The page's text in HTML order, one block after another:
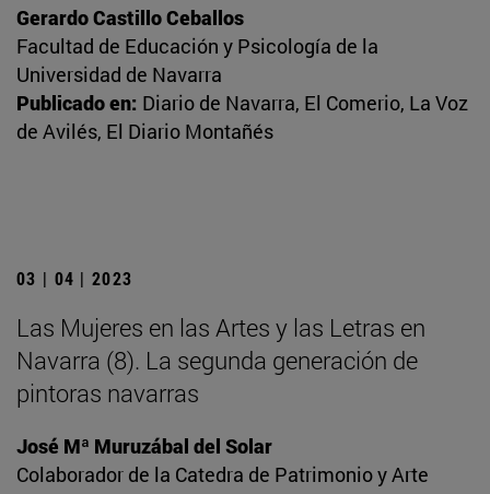
Gerardo Castillo Ceballos
Facultad de Educación y Psicología de la
Universidad de Navarra
Publicado en: Diario de Navarra, El Comerio, La Voz
de Avilés, El Diario Montañés
03 | 04 | 2023
Las Mujeres en las Artes y las Letras en
Navarra (8). La segunda generación de
pintoras navarras
José Mª Muruzábal del Solar
Colaborador de la Catedra de Patrimonio y Arte